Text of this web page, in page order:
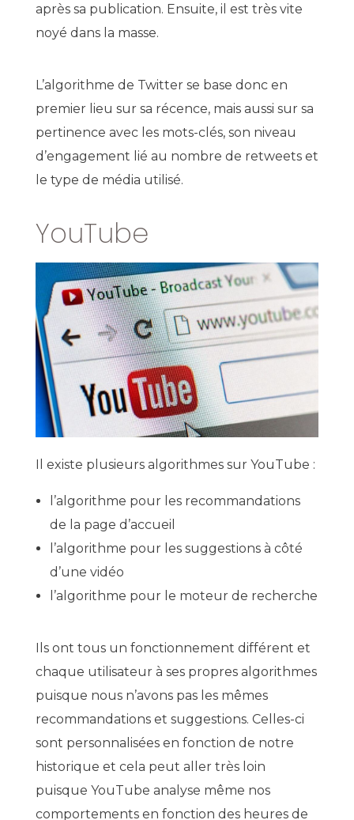
après sa publication. Ensuite, il est très vite
noyé dans la masse.
L’algorithme de Twitter se base donc en
premier lieu sur sa récence, mais aussi sur sa
pertinence avec les mots-clés, son niveau
d’engagement lié au nombre de retweets et
le type de média utilisé.
YouTube
Il existe plusieurs algorithmes sur YouTube :
l’algorithme pour les recommandations
de la page d’accueil
l’algorithme pour les suggestions à côté
d’une vidéo
l’algorithme pour le moteur de recherche
Ils ont tous un fonctionnement différent et
chaque utilisateur à ses propres algorithmes
puisque nous n’avons pas les mêmes
recommandations et suggestions. Celles-ci
sont personnalisées en fonction de notre
historique et cela peut aller très loin
puisque YouTube analyse même nos
comportements en fonction des heures de